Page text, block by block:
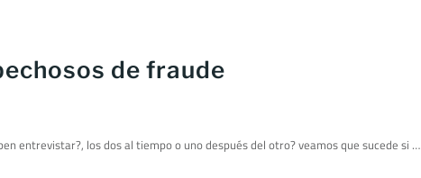
de fraude
entrevistar?, los dos al tiempo o uno después del otro? veamos que sucede si …